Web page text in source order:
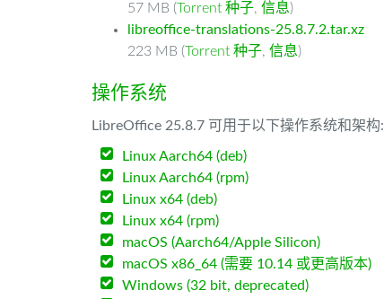
57 MB (Torrent 种子, 信息)
libreoffice-translations-25.8.7.2.tar.xz
223 MB (Torrent 种子, 信息)
操作系统
LibreOffice 25.8.7 可用于以下操作系统和架构:
Linux Aarch64 (deb)
Linux Aarch64 (rpm)
Linux x64 (deb)
Linux x64 (rpm)
macOS (Aarch64/Apple Silicon)
macOS x86_64 (需要 10.14 或更高版本)
Windows (32 bit, deprecated)